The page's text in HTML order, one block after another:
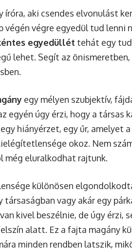
íróra, aki csendes elvonulást
végén végre egyedül tud lenni
egyedüllét tehát egy
lehet. Segít az
egy mélyen szubjektív,
egyén úgy érzi, hogy a társas
hiányérzet, egy űr, amelyet
okoz. Nem
még eluralkodhat rajtunk.
különösen
társaságban vagy akár egy
kivel beszélnie, de úgy érzi,
alatt. Ez a fajta magány
minden rendben latszik,